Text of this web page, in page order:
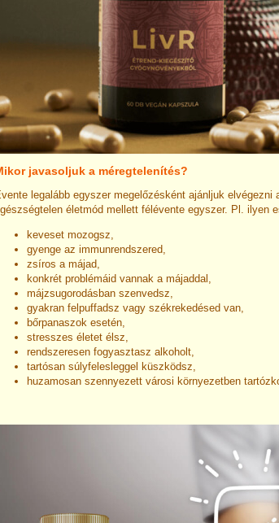
javasoljuk a méregtelenítés?
legalább egyszer megelőzésként ajánljuk
életmód mellett félévente egyszer. Pl. ilyen
keveset mozogsz,
gyenge az immunrendszered,
zsíros a májad,
konkrét problémáid vannak a májaddal,
májzsugorodásban szenvedsz,
gyakran felpuffadsz vagy székrekedésed van,
bőrpanaszok esetén,
stresszes életet élsz,
rendszeresen fogyasztasz alkoholt,
tartósan súlyfelesleggel küszködsz,
huzamosan szennyezett városi környezetben